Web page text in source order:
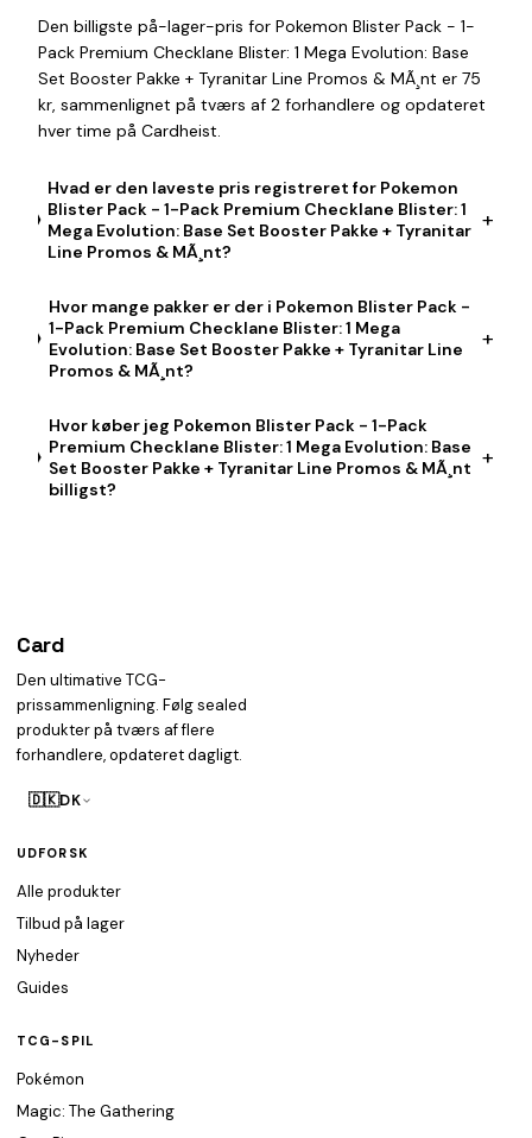
Den billigste på-lager-pris for Pokemon Blister Pack - 1-
Pack Premium Checklane Blister: 1 Mega Evolution: Base
Set Booster Pakke + Tyranitar Line Promos & MÃ¸nt er 75
kr, sammenlignet på tværs af 2 forhandlere og opdateret
hver time på Cardheist.
Hvad er den laveste pris registreret for Pokemon
Blister Pack - 1-Pack Premium Checklane Blister: 1
Mega Evolution: Base Set Booster Pakke + Tyranitar
Line Promos & MÃ¸nt?
+
Hvor mange pakker er der i Pokemon Blister Pack -
1-Pack Premium Checklane Blister: 1 Mega
Evolution: Base Set Booster Pakke + Tyranitar Line
Promos & MÃ¸nt?
+
Hvor køber jeg Pokemon Blister Pack - 1-Pack
Premium Checklane Blister: 1 Mega Evolution: Base
Set Booster Pakke + Tyranitar Line Promos & MÃ¸nt
billigst?
+
Card
Den ultimative TCG-
prissammenligning. Følg sealed
produkter på tværs af flere
forhandlere, opdateret dagligt.
🇩🇰DK
UDFORSK
Alle produkter
Tilbud på lager
Nyheder
Guides
TCG-SPIL
Pokémon
Magic: The Gathering